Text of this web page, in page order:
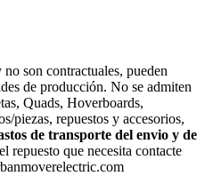
son contractuales, pueden
de producción. No se admiten
Quads, Hoverboards,
piezas, repuestos y accesorios,
de transporte del envio y de
repuesto que necesita contacte